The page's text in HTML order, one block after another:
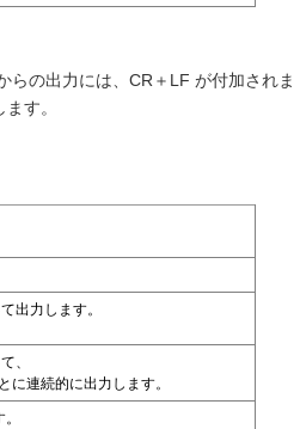
らの出力には、CR＋LF が付加されま
す。
出力します。
、
に連続的に出力します。